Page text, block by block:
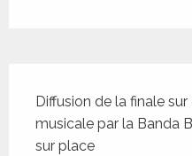
Diffusion de la finale sur
musicale par la Banda
sur place